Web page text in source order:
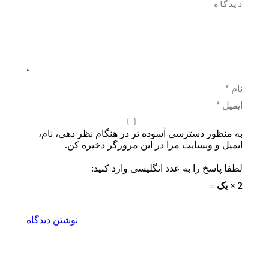
نام *
ایمیل *
به منظور دسترسی آسوده تر در هنگام نظر دهی، نام،
ایمیل و وبسایت مرا در این مرورگر ذخیره کن.
لطفا پاسخ را به عدد انگلیسی وارد کنید:
2 × یک =
نوشتن دیدگاه